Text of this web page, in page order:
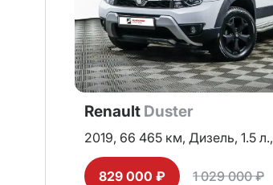
Renault Duster
2019, 66 465 км, Дизель, 1.5 л.,
829 000 ₽ 1 029 000 ₽